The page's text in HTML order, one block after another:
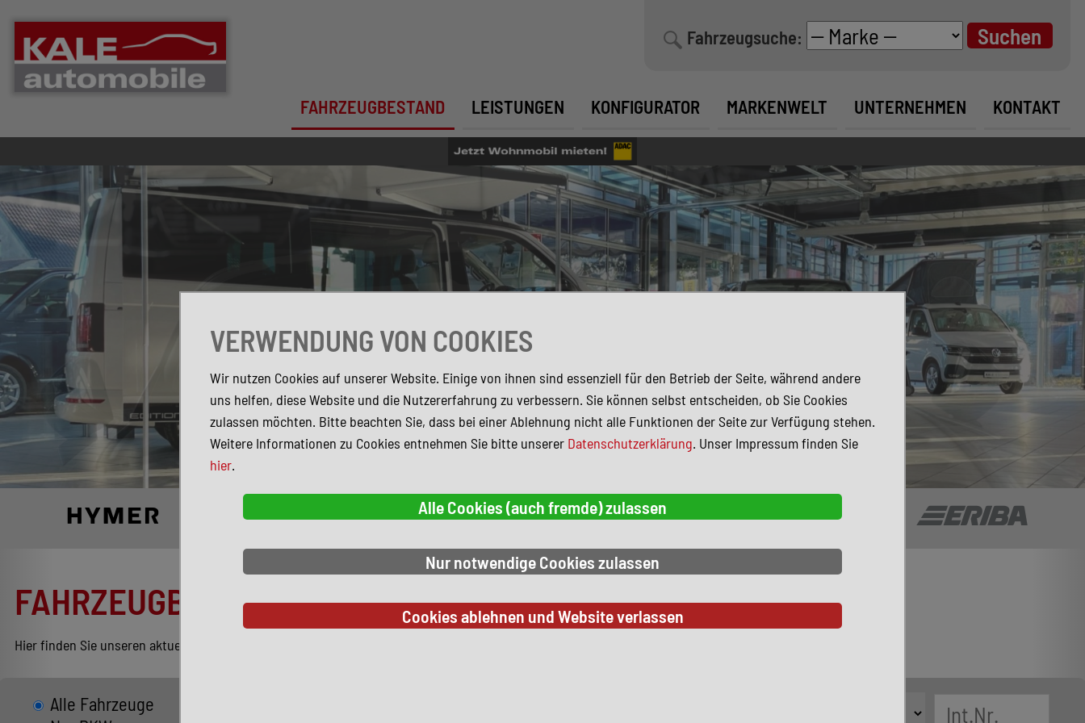
Fahrzeugsuche:
FAHRZEUGBESTAND LEISTUNGEN KONFIGURATOR MARKENWELT UNTERNEHMEN KONTAKT
FAHRZEUGBESTAND
Hier finden Sie unseren aktuellen Bestand entsprechend Ihren Suchkriterien.
Alle Fahrzeuge
VERWENDUNG VON COOKIES
Wir nutzen Cookies auf unserer Website. Einige von ihnen sind essenziell für den Betrieb der Seite, während andere
uns helfen, diese Website und die Nutzererfahrung zu verbessern. Sie können selbst entscheiden, ob Sie Cookies
zulassen möchten. Bitte beachten Sie, dass bei einer Ablehnung nicht alle Funktionen der Seite zur Verfügung stehen.
Weitere Informationen zu Cookies entnehmen Sie bitte unserer Datenschutzerklärung. Unser Impressum finden Sie
hier.